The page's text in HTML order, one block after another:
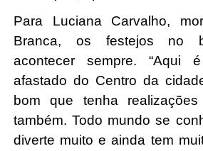
Para Luciana Carvalho,
Branca, os festejos no
acontecer sempre. “Aqui
afastado do Centro da
bom que tenha
também. Todo mundo se
diverte muito e ainda tem